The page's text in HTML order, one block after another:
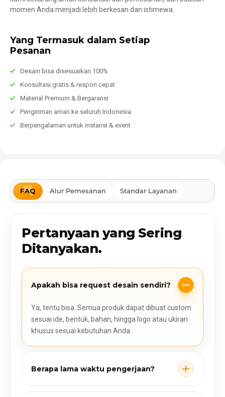
momen Anda menjadi lebih berkesan dan istimewa.
Yang Termasuk dalam Setiap
Pesanan
Desain bisa disesuaikan 100%
Konsultasi gratis & respon cepat
Material Premium & Bergaransi
Pengiriman aman ke seluruh Indonesia
Berpengalaman untuk instansi & event
FAQ Alur Pemesanan Standar Layanan
Pertanyaan yang Sering
Ditanyakan.
Apakah bisa request desain sendiri?
Ya, tentu bisa. Semua produk dapat dibuat custom
sesuai ide, bentuk, bahan, hingga logo atau ukiran
khusus sesuai kebutuhan Anda.
Berapa lama waktu pengerjaan?